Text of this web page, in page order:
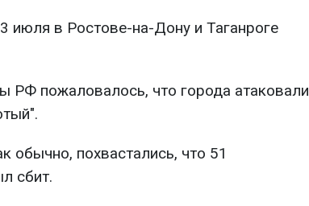
июля в Ростове-на-Дону и Таганроге
РФ пожаловалось, что города атаковали
обычно, похвастались, что 51
сбит.